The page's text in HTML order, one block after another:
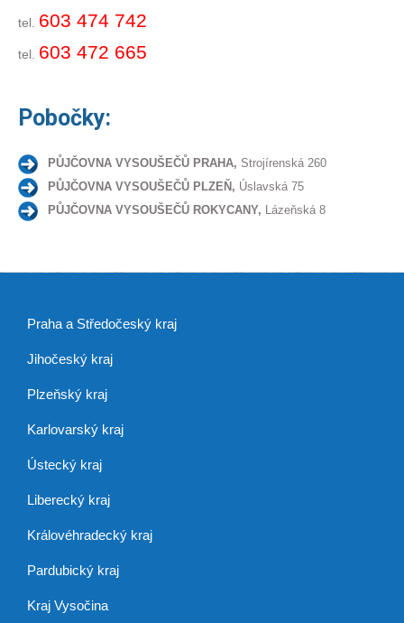
tel. 603 474 742
tel. 603 472 665
Pobočky:
PŮJČOVNA VYSOUŠEČŮ PRAHA, Strojírenská 260
PŮJČOVNA VYSOUŠEČŮ PLZEŇ, Úslavská 75
PŮJČOVNA VYSOUŠEČŮ ROKYCANY, Lázeňská 8
Praha a Středočeský kraj
Jihočeský kraj
Plzeňský kraj
Karlovarský kraj
Ústecký kraj
Liberecký kraj
Královéhradecký kraj
Pardubický kraj
Kraj Vysočina